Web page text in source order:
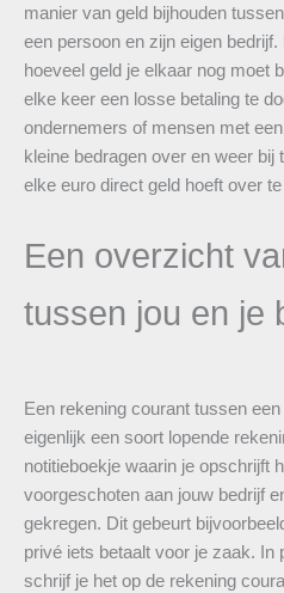
manier van geld bijhouden
een persoon en zijn eigen bedrijf.
hoeveel geld je elkaar nog moet
elke keer een losse betaling te
ondernemers of mensen met
kleine bedragen over en weer bij
elke euro direct geld hoeft over
Een overzicht
tussen jou en je
Een rekening courant tussen
eigenlijk een soort lopende
notitieboekje waarin je opschrijft
voorgeschoten aan jouw bedrijf
gekregen. Dit gebeurt
privé iets betaalt voor je zaak. In
schrijf je het op de rekening